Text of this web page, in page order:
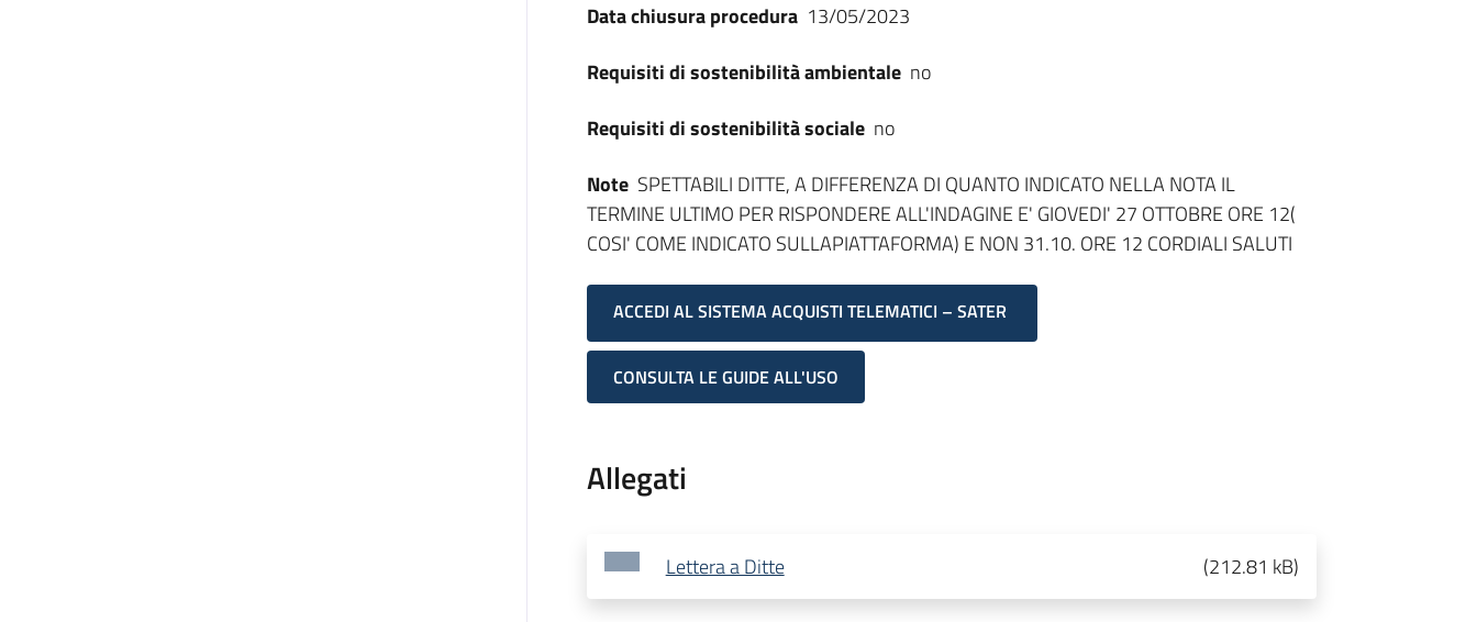
Data chiusura procedura 13/05/2023
Requisiti di sostenibilità ambientale no
Requisiti di sostenibilità sociale no
Note SPETTABILI DITTE, A DIFFERENZA DI QUANTO INDICATO NELLA NOTA IL
TERMINE ULTIMO PER RISPONDERE ALL'INDAGINE E' GIOVEDI' 27 OTTOBRE ORE 12(
COSI' COME INDICATO SULLAPIATTAFORMA) E NON 31.10. ORE 12 CORDIALI SALUTI
ACCEDI AL SISTEMA ACQUISTI TELEMATICI – SATER
CONSULTA LE GUIDE ALL'USO
Allegati
Lettera a Ditte (212.81 kB)